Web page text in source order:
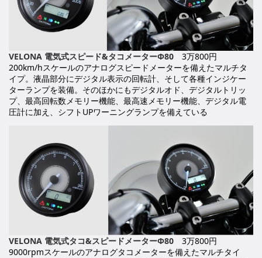
VELONA 電気式スピード&タコメーターΦ80 3万800円
200km/hスケールのアナログスピードメーターを備えたマルチタ
イプ。液晶部分にデジタル表示の回転計、そして各種インジケー
ターランプを装備。そのほかにもデジタルオド、デジタルトリッ
プ、最高回転数メモリー機能、最高速メモリー機能、デジタル電
圧計に加え、シフトUPワーニングランプを備えている
VELONA 電気式タコ&スピードメーターΦ80 3万800円
9000rpmスケールのアナログタコメーターを備えたマルチタイ